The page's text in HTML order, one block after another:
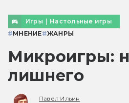
Игры | Настольные игры
#МНЕНИЕ#ЖАНРЫ
Микроигры:
лишнего
Павел Ильин